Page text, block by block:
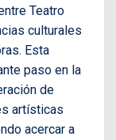
Teatro
culturales
Esta
paso en la
de
artísticas
acercar a